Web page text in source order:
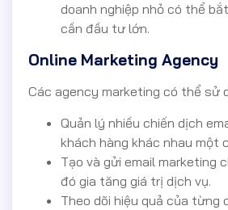
doanh nghiệp nhỏ có thể
cần đầu tư lớn.
Online Marketing Agency
Các agency marketing có thể sử
Quản lý nhiều chiến dịch
khách hàng khác nhau một
Tạo và gửi email marketing
đó gia tăng giá trị dịch vụ.
Theo dõi hiệu quả của từng